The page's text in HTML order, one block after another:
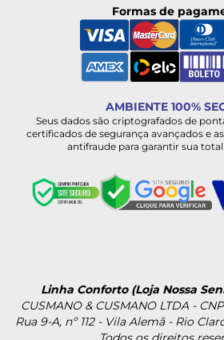
Formas de
AMBIENTE 100%
Seus dados são criptografados de
certificados de segurança avançados e
antifraude para garantir sua
Linha Conforto (Loja Nossa
CUSMANO & CUSMANO LTDA -
Rua 9-A, nº 112 - Vila Alemã - Rio